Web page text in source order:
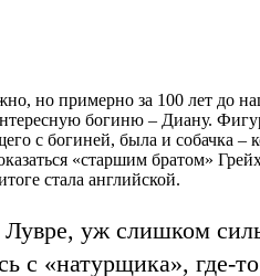
но примерно за 100 лет до
богиню – Диану.
с богиней, была и собачка
«старшим братом»
стала английской.
Лувре, уж слишком
с «натурщика», где-